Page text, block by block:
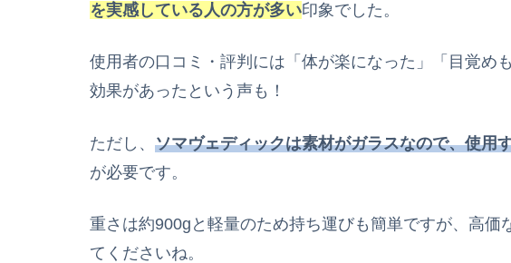
を実感している人の方が多い印象でした。
使用者の口コミ・評判には「体が楽になった」「目覚め
効果があったという声も！
ただし、 ソマヴェディックは素材がガラスなので、使用
が必要です。
重さは約900gと軽量のため持ち運びも簡単ですが、高価
てくださいね。